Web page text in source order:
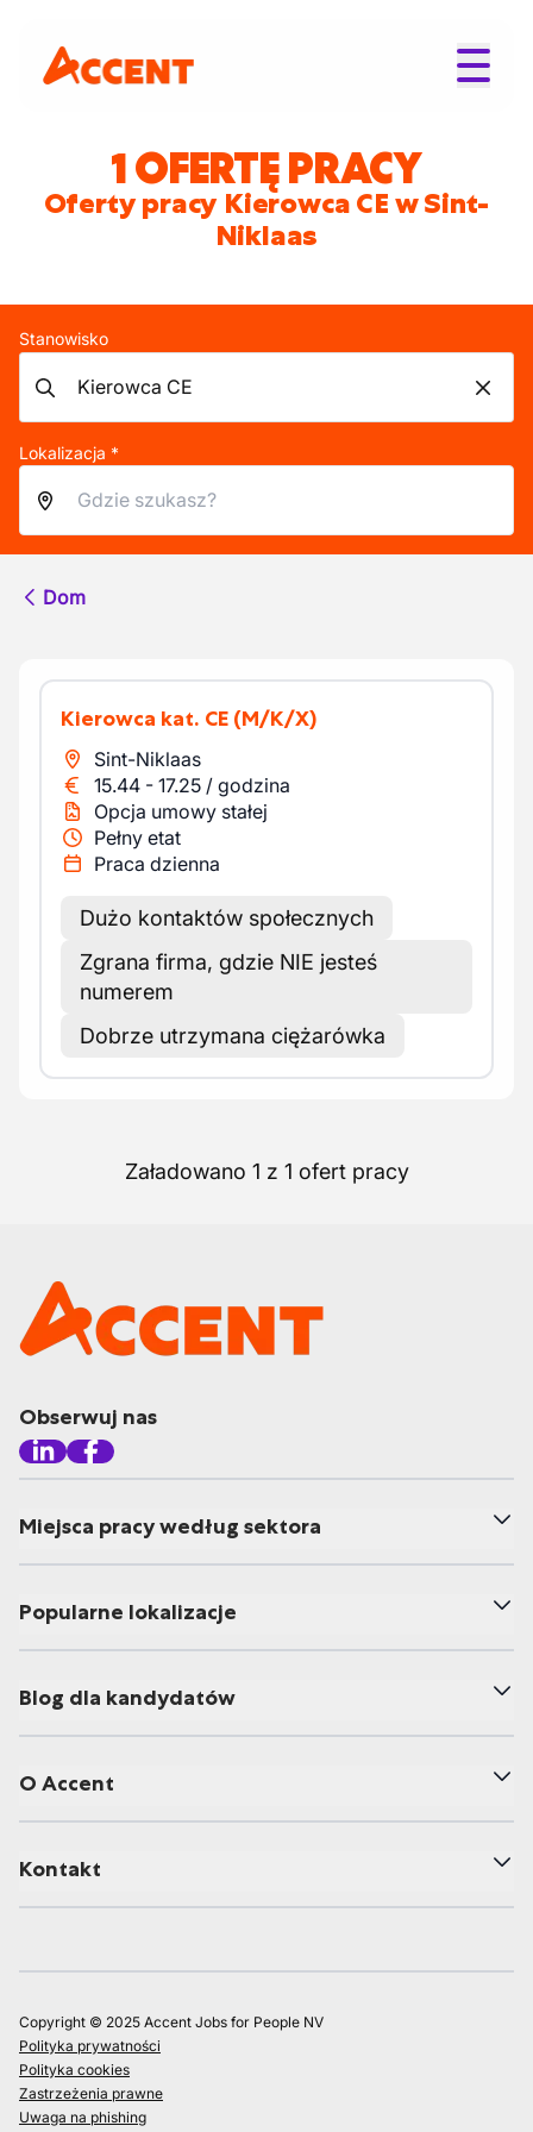
1 OFERTĘ PRACY
Oferty pracy Kierowca CE w Sint-
Niklaas
Stanowisko
Lokalizacja *
Dom
Kierowca kat. CE (M/K/X)
Sint-Niklaas
15.44 - 17.25 / godzina
Opcja umowy stałej
Pełny etat
Praca dzienna
Dużo kontaktów społecznych
Zgrana firma, gdzie NIE jesteś
numerem
Dobrze utrzymana ciężarówka
Załadowano 1 z 1 ofert pracy
Obserwuj nas
Miejsca pracy według sektora
Popularne lokalizacje
Blog dla kandydatów
O Accent
Kontakt
Copyright © 2025 Accent Jobs for People NV
Polityka prywatności
Polityka cookies
Zastrzeżenia prawne
Uwaga na phishing